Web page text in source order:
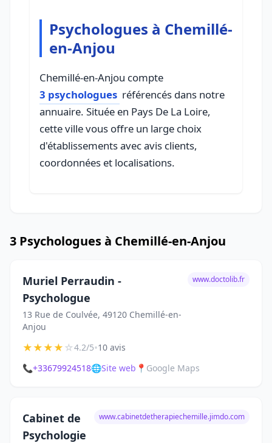
Psychologues à Chemillé-
en-Anjou
Chemillé-en-Anjou compte
3 psychologues référencés dans notre
annuaire. Située en Pays De La Loire,
cette ville vous offre un large choix
d'établissements avec avis clients,
coordonnées et localisations.
3 Psychologues à Chemillé-en-Anjou
Muriel Perraudin -
Psychologue
13 Rue de Coulvée, 49120 Chemillé-en-
Anjou
www.doctolib.fr
★★★★☆4.2/5•10 avis
📞+33679924518🌐Site web 📍 Google Maps
Cabinet de
Psychologie
www.cabinetdetherapiechemille.jimdo.com